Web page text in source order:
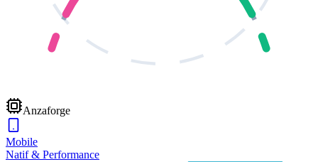
Anzaforge
Mobile
Natif & Performance